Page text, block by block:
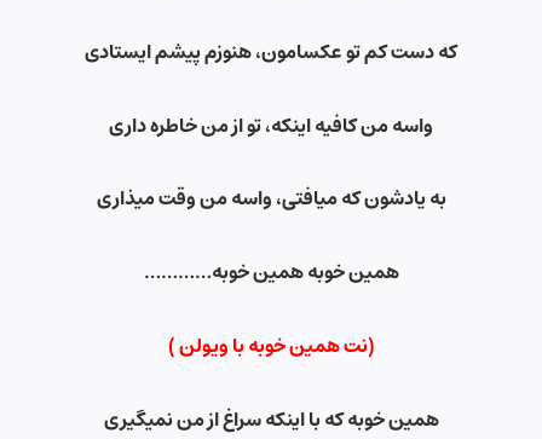
که دست کم تو عکسامون، هنوزم پیشم ایستادی
واسه من کافیه اینکه، تو از من خاطره داری
به یادشون که میافتی، واسه من وقت میذاری
همین خوبه همین خوبه…………
(نت همین خوبه با ویولن )
همین خوبه که با اینکه سراغ از من نمیگیری